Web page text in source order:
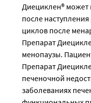
Диециклен® может
после
циклов после
Препарат
менопаузы.
Препарат
печеночной
заболеваниях